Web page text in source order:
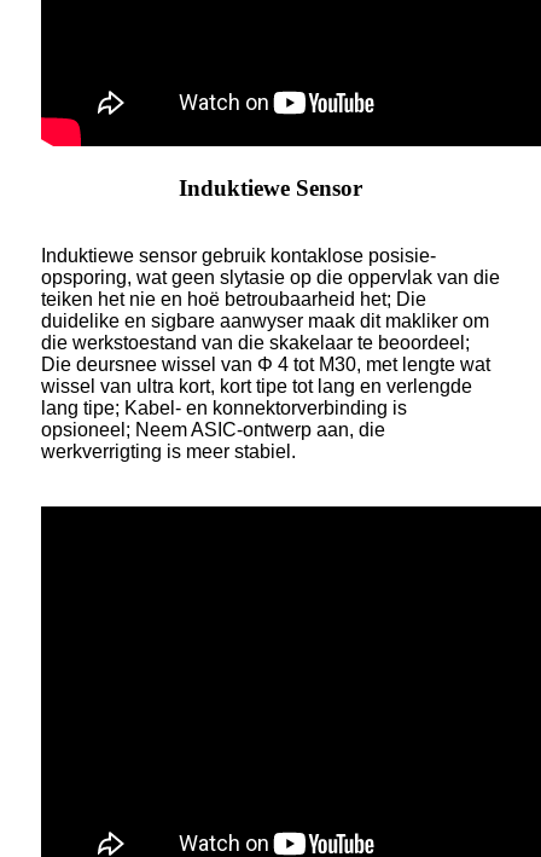
Induktiewe Sensor
Induktiewe sensor gebruik kontaklose posisie-
opsporing, wat geen slytasie op die oppervlak van die
teiken het nie en hoë betroubaarheid het; Die
duidelike en sigbare aanwyser maak dit makliker om
die werkstoestand van die skakelaar te beoordeel;
Die deursnee wissel van Φ 4 tot M30, met lengte wat
wissel van ultra kort, kort tipe tot lang en verlengde
lang tipe; Kabel- en konnektorverbinding is
opsioneel; Neem ASIC-ontwerp aan, die
werkverrigting is meer stabiel.